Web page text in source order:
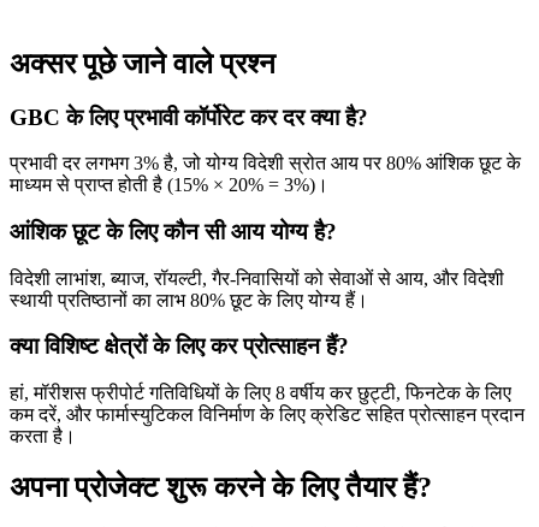
अक्सर पूछे जाने वाले प्रश्न
GBC के लिए प्रभावी कॉर्पोरेट कर दर क्या है?
प्रभावी दर लगभग 3% है, जो योग्य विदेशी स्रोत आय पर 80% आंशिक छूट के
माध्यम से प्राप्त होती है (15% × 20% = 3%)।
आंशिक छूट के लिए कौन सी आय योग्य है?
विदेशी लाभांश, ब्याज, रॉयल्टी, गैर-निवासियों को सेवाओं से आय, और विदेशी
स्थायी प्रतिष्ठानों का लाभ 80% छूट के लिए योग्य हैं।
क्या विशिष्ट क्षेत्रों के लिए कर प्रोत्साहन हैं?
हां, मॉरीशस फ्रीपोर्ट गतिविधियों के लिए 8 वर्षीय कर छुट्टी, फिनटेक के लिए
कम दरें, और फार्मास्युटिकल विनिर्माण के लिए क्रेडिट सहित प्रोत्साहन प्रदान
करता है।
अपना प्रोजेक्ट शुरू करने के लिए तैयार हैं?